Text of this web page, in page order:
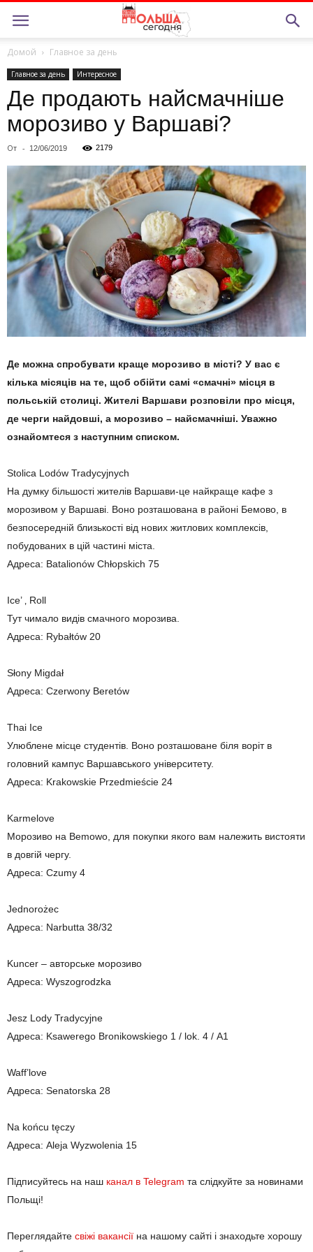
Домой Главное за день
Главное за день Интересное
Де продають найсмачніше
морозиво у Варшаві?
От - 12/06/2019 2179
Де можна спробувати краще морозиво в місті? У вас є
кілька місяців на те, щоб обійти самі «смачні» місця в
польській столиці. Жителі Варшави розповіли про місця,
де черги найдовші, а морозиво – найсмачніші. Уважно
ознайомтеся з наступним списком.
Stolica Lodów Tradycyjnych
На думку більшості жителів Варшави-це найкраще кафе з
морозивом у Варшаві. Воно розташована в районі Бемово, в
безпосередній близькості від нових житлових комплексів,
побудованих в цій частині міста.
Адреса: Batalionów Chłopskich 75
Ice’ ‚ Roll
Тут чимало видів смачного морозива.
Адреса: Rybałtów 20
Słony Migdał
Адреса: Czerwony Beretów
Thai Ice
Улюблене місце студентів. Воно розташоване біля воріт в
головний кампус Варшавського університету.
Адреса: Krakowskie Przedmieście 24
Karmelove
Морозиво на Bemowo, для покупки якого вам належить вистояти
в довгій чергу.
Адреса: Czumy 4
Jednorożec
Адреса: Narbutta 38/32
Kuncer – авторське морозиво
Адреса: Wyszogrodzka
Jesz Lody Tradycyjne
Адреса: Ksawerego Bronikowskiego 1 / lok. 4 / А1
Waff’love
Адреса: Senatorska 28
Na końcu tęczy
Адреса: Aleja Wyzwolenia 15
Підписуйтесь на наш канал в Telegram та слідкуйте за новинами
Польщі!
Переглядайте свіжі вакансії на нашому сайті і знаходьте хорошу